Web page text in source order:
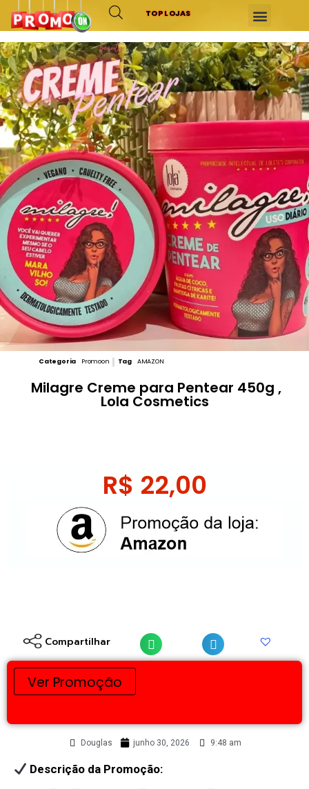
TOP LOJAS
Categoria Promoon Tag AMAZON
Milagre Creme para Pentear 450g ,
Lola Cosmetics
R$ 22,00
Compartilhar
Ver Promoção
Douglas junho 30, 2026 9:48 am
Descrição da Promoção: